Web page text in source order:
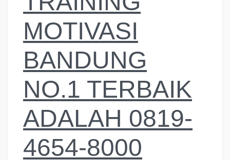
MOTIVASI
BANDUNG
NO.1 TERBAIK
ADALAH 0819-
4654-8000